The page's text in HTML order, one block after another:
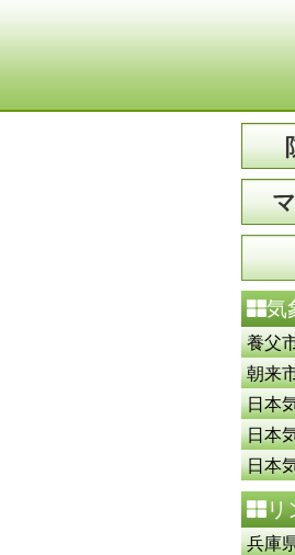
気
養父
朝来
日本
日本
日本
リ
兵庫